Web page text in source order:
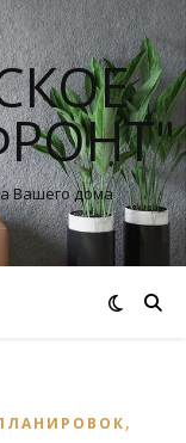
Вашего дома
,